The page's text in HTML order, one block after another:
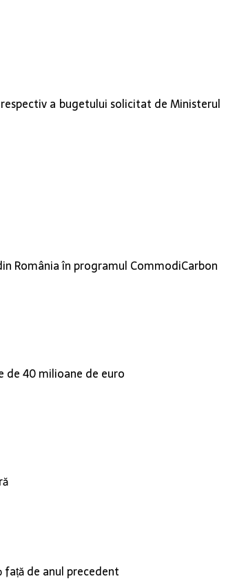
a bugetului solicitat de Ministerul
România în programul CommodiCarbon
de 40 milioane de euro
de anul precedent